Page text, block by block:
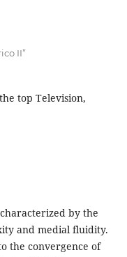
II”
top Television,
by the
and medial fluidity.
the convergence of